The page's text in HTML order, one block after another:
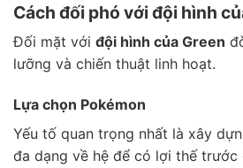
Cách đối phó với đội hình
Đối mặt với đội hình của Green
lưỡng và chiến thuật linh hoạt.
Lựa chọn Pokémon
Yếu tố quan trọng nhất là xây
đa dạng về hệ để có lợi thế trước